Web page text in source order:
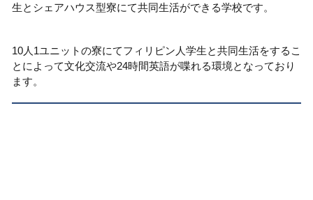
生とシェアハウス型寮にて共同生活ができる学校です。
10人1ユニットの寮にてフィリピン人学生と共同生活をするこ
とによって文化交流や24時間英語が喋れる環境となっており
ます。